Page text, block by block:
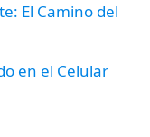
El Camino del
en el Celular